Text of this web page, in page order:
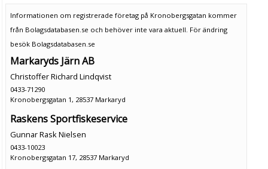
Informationen om registrerade företag på Kronobergsgatan kommer
från Bolagsdatabasen.se och behöver inte vara aktuell. För ändring
besök Bolagsdatabasen.se
Markaryds Järn AB
Christoffer Richard Lindqvist
0433-71290
Kronobergsgatan 1, 28537 Markaryd
Raskens Sportfiskeservice
Gunnar Rask Nielsen
0433-10023
Kronobergsgatan 17, 28537 Markaryd